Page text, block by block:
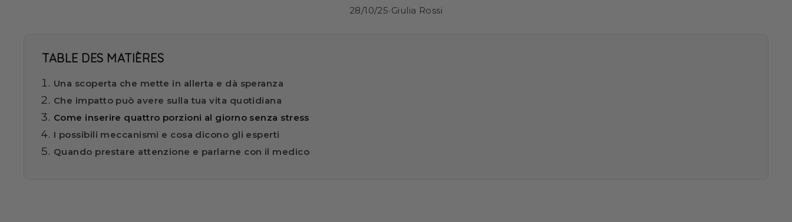
28/10/25•Giulia Rossi
TABLE DES MATIÈRES
Una scoperta che mette in allerta e dà speranza
Che impatto può avere sulla tua vita quotidiana
Come inserire quattro porzioni al giorno senza stress
I possibili meccanismi e cosa dicono gli esperti
Quando prestare attenzione e parlarne con il medico